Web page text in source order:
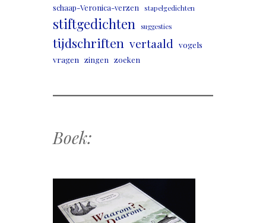
schaap-Veronica-verzen stapelgedichten
stiftgedichten suggesties
tijdschriften vertaald vogels
vragen zingen zoeken
Boek: